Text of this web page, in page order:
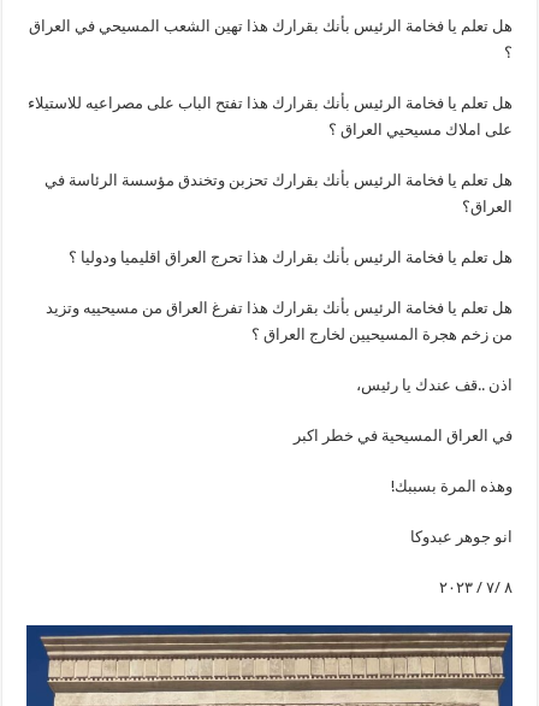
هل تعلم يا فخامة الرئيس بأنك بقرارك هذا تهين الشعب المسيحي في العراق
؟
هل تعلم يا فخامة الرئيس بأنك بقرارك هذا تفتح الباب على مصراعيه للاستيلاء
على املاك مسيحيي العراق ؟
هل تعلم يا فخامة الرئيس بأنك بقرارك تحزبن وتخندق مؤسسة الرئاسة في
العراق؟
هل تعلم يا فخامة الرئيس بأنك بقرارك هذا تحرج العراق اقليميا ودوليا ؟
هل تعلم يا فخامة الرئيس بأنك بقرارك هذا تفرغ العراق من مسيحييه وتزيد
من زخم هجرة المسيحيين لخارج العراق ؟
اذن ..قف عندك يا رئيس،
في العراق المسيحية في خطر اكبر
وهذه المرة بسببك!
انو جوهر عبدوكا
٨ /٧ / ٢٠٢٣